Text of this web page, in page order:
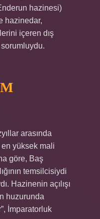
hazinesi)
hazinedar,
içeren dış
arasında
en yüksek mali
göre, Baş
temsilcisiydi
Hazinenin açılışı
huzurunda
İmparatorluk